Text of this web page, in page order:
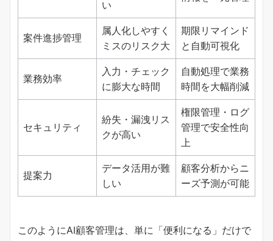
い
案件進捗管理
属人化しやすく
ミスのリスク大
期限リマインド
と自動可視化
業務効率
入力・チェック
に膨大な時間
自動処理で業務
時間を大幅削減
セキュリティ
紛失・漏洩リス
クが高い
権限管理・ログ
管理で安全性向
上
提案力
データ活用が難
しい
顧客分析からニ
ーズ予測が可能
このようにAI顧客管理は、単に「便利になる」だけで